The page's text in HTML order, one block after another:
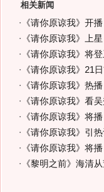
相关新闻
· 《请你原谅我》开
· 《请你原谅我》上
· 《请你原谅我》将
· 《请你原谅我》21
· 《请你原谅我》热
· 《请你原谅我》看
· 《请你原谅我》将
· 《请你原谅我》引
· 《请你原谅我》将
· 《黎明之前》海清